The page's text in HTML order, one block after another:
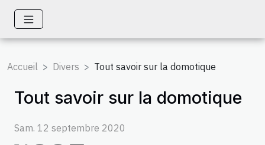
Accueil Divers Tout savoir sur la domotique
Tout savoir sur la domotique
Sam. 12 septembre 2020